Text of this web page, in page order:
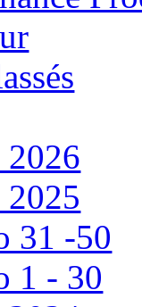
2026
2025
31 -50
1 - 30